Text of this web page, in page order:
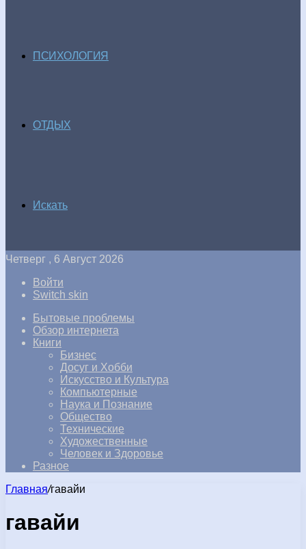
ПСИХОЛОГИЯ
ОТДЫХ
Искать
Четверг , 6 Август 2026
Войти
Switch skin
Бытовые проблемы
Обзор интернета
Книги
Бизнес
Досуг и Хобби
Искусство и Культура
Компьютерные
Наука и Познание
Общество
Технические
Художественные
Человек и Здоровье
Разное
Главная/гавайи
гавайи